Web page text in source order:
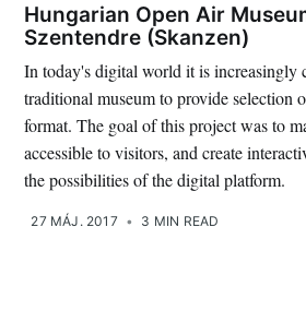
Hungarian Open Air
Szentendre (Skanzen)
In today's digital world it is increasingly
traditional museum to provide selection
format. The goal of this project was to
accessible to visitors, and create
the possibilities of the digital platform.
27 MÁJ. 2017 • 3 MIN READ